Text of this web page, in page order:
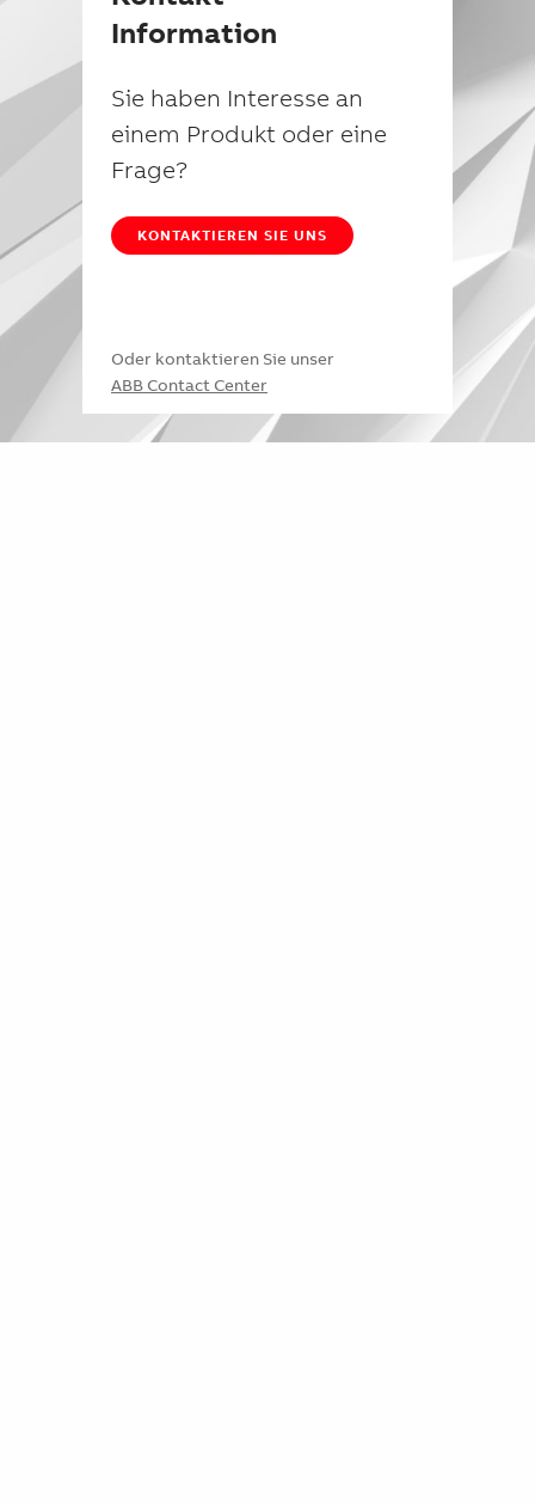
Information
Sie haben Interesse an
einem Produkt oder eine
Frage?
KONTAKTIEREN SIE UNS
Oder kontaktieren Sie unser
ABB Contact Center